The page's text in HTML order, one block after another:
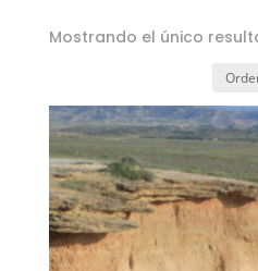
Mostrando el único